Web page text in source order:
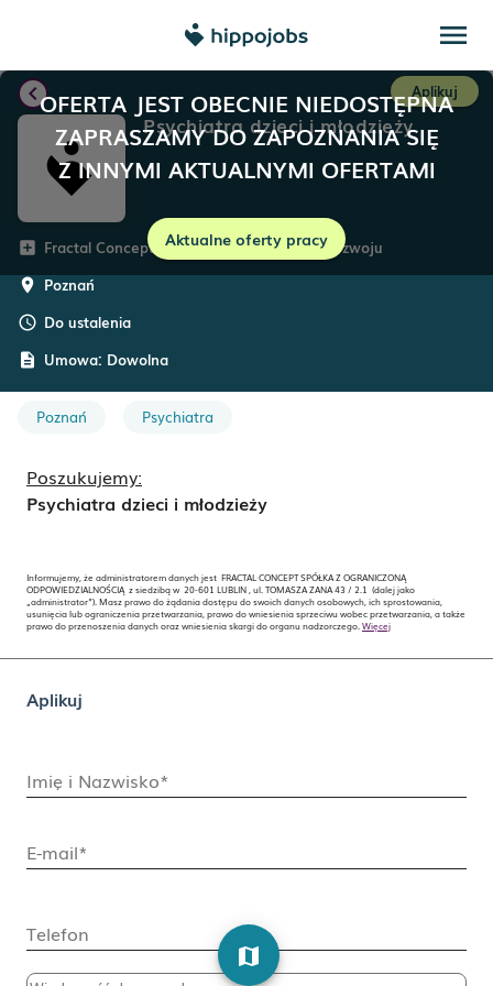
menu
OFERTA JEST OBECNIE NIEDOSTĘPNA
ZAPRASZAMY DO ZAPOZNANIA SIĘ
Z INNYMI AKTUALNYMI OFERTAMI
Aktualne oferty pracy
chevron_left Aplikuj
Psychiatra dzieci i młodzieży
add_box Fractal Concept – Centrum Psychologii i Rozwoju
room Poznań
schedule Do ustalenia
description Umowa: Dowolna
Poznań Psychiatra
Poszukujemy:
Psychiatra dzieci i młodzieży
Informujemy, że administratorem danych jest FRACTAL CONCEPT SPÓŁKA Z OGRANICZONĄ
ODPOWIEDZIALNOŚCIĄ z siedzibą w 20-601 LUBLIN , ul. TOMASZA ZANA 43 / 2.1 (dalej jako
„administrator”). Masz prawo do żądania dostępu do swoich danych osobowych, ich sprostowania,
usunięcia lub ograniczenia przetwarzania, prawo do wniesienia sprzeciwu wobec przetwarzania, a także
prawo do przenoszenia danych oraz wniesienia skargi do organu nadzorczego. Więcej
Aplikuj
Imię i Nazwisko*
E-mail*
Telefon
map